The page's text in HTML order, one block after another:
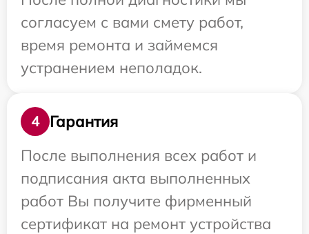
согласуем с вами смету работ,
время ремонта и займемся
устранением неполадок.
4
Гарантия
После выполнения всех работ и
подписания акта выполненных
работ Вы получите фирменный
сертификат на ремонт устройства